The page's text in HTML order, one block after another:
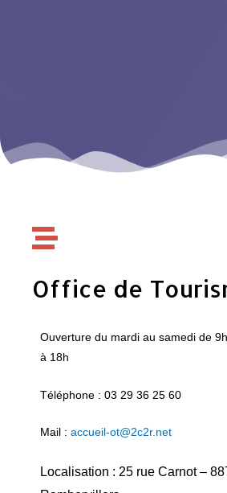
Office de
Ouverture du mardi au samedi de
à 18h
Téléphone : 03 29 36 25 60
Mail : accueil-ot@2c2r.net
Localisation : 25 rue Carnot –